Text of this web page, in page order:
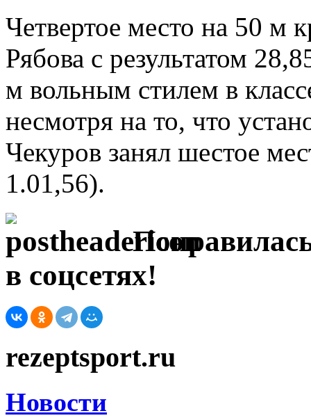
Четвертое место на 50 м
Рябова с результатом
м вольным стилем в
несмотря на то, что
Чекуров занял шестое
1.01,56).
в соцсетях!
rezeptsport.ru
Новости